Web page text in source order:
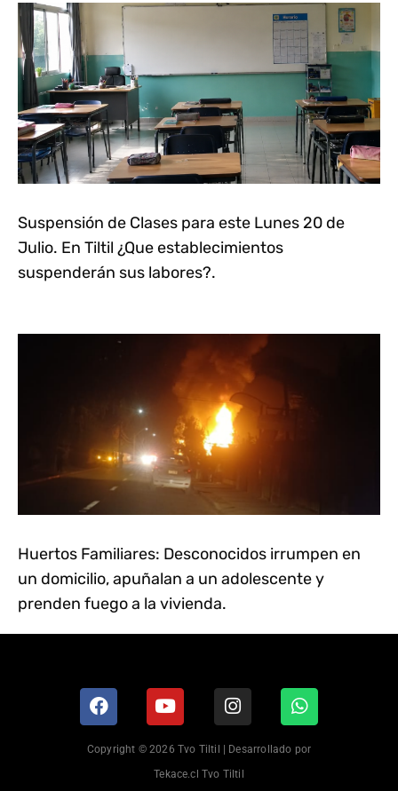
Suspensión de Clases para este Lunes 20 de
Julio. En Tiltil ¿Que establecimientos
suspenderán sus labores?.
Huertos Familiares: Desconocidos irrumpen en
un domicilio, apuñalan a un adolescente y
prenden fuego a la vivienda.
Copyright © 2026 Tvo Tiltil | Desarrollado por
Tekace.cl Tvo Tiltil